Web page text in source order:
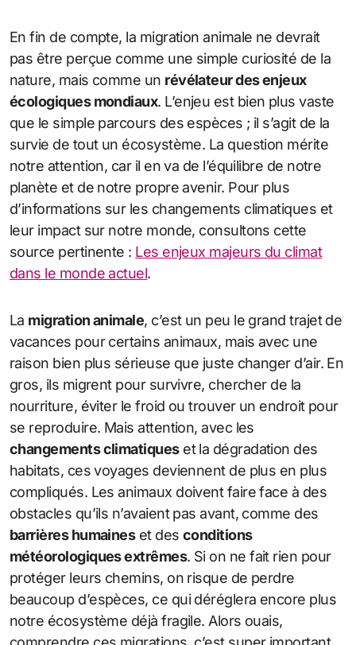
En fin de compte, la migration animale ne devrait
pas être perçue comme une simple curiosité de la
nature, mais comme un révélateur des enjeux
écologiques mondiaux. L’enjeu est bien plus vaste
que le simple parcours des espèces ; il s’agit de la
survie de tout un écosystème. La question mérite
notre attention, car il en va de l’équilibre de notre
planète et de notre propre avenir. Pour plus
d’informations sur les changements climatiques et
leur impact sur notre monde, consultons cette
source pertinente : Les enjeux majeurs du climat
dans le monde actuel.
La migration animale, c’est un peu le grand trajet de
vacances pour certains animaux, mais avec une
raison bien plus sérieuse que juste changer d’air. En
gros, ils migrent pour survivre, chercher de la
nourriture, éviter le froid ou trouver un endroit pour
se reproduire. Mais attention, avec les
changements climatiqueset la dégradation des
habitats, ces voyages deviennent de plus en plus
compliqués. Les animaux doivent faire face à des
obstacles qu’ils n’avaient pas avant, comme des
barrières humaineset des conditions
météorologiques extrêmes. Si on ne fait rien pour
protéger leurs chemins, on risque de perdre
beaucoup d’espèces, ce qui déréglera encore plus
notre écosystème déjà fragile. Alors ouais,